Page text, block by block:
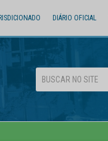
DIÁRIO OFICIAL